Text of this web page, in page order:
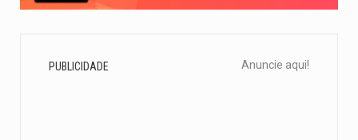
PUBLICIDADE Anuncie aqui!